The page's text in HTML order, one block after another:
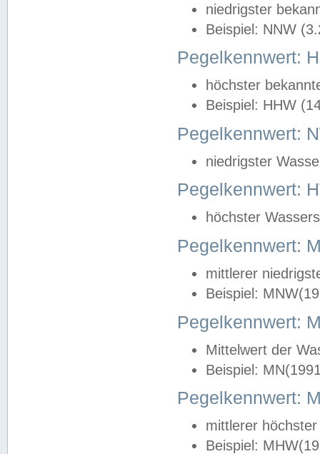
niedrigster
Beispiel: NNW
Pegelkennwert:
höchster
Beispiel: HHW
Pegelkennwert:
niedrigster
Pegelkennwert:
höchster
Pegelkennwert:
mittlerer
Beispiel:
Pegelkennwert:
Mittelwert der
Beispiel:
Pegelkennwert:
mittlerer
Beispiel: